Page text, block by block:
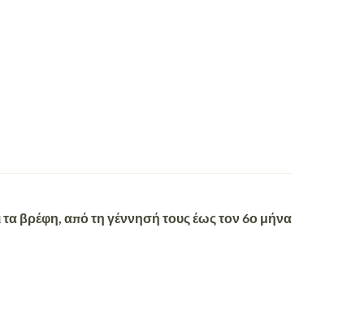
τα βρέφη, από τη γέννησή τους έως τον 6ο μήνα